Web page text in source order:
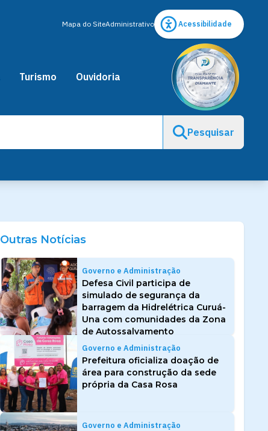
Mapa do SiteAdministrativo Acessibilidade
Turismo Ouvidoria
Pesquisar
Outras Notícias
Governo e Administração
Defesa Civil participa de
simulado de segurança da
barragem da Hidrelétrica Curuá-
Una com comunidades da Zona
de Autossalvamento
Governo e Administração
Prefeitura oficializa doação de
área para construção da sede
própria da Casa Rosa
Governo e Administração